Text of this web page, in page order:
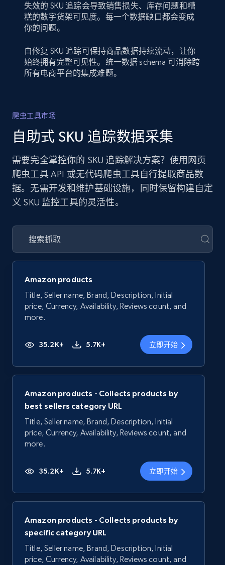
失效的 SKU 追踪会导致销售损失、库存问题和糟
糕的数字货架可见度。每一个数据缺口都会变成
你的问题。
自修复 SKU 追踪可保持商品数据持续流动，让你
始终拥有完整可见性。统一数据 schema 可消除跨
所有电商平台的集成难题。
爬虫工具市场
自助式 SKU 追踪数据采集
需要完全掌控你的 SKU 追踪解决方案？使用网页
爬虫工具 API 或无代码爬虫工具自行提取商品数
据。无需开发和维护基础设施，同时保留构建自定
义 SKU 监控工具的灵活性。
Amazon products
Title, Seller name, Brand, Description, Initial
price, Currency, Availability, Reviews count, and
more.
35.2K+ 5.7K+ 立即开始
Amazon products - Collects products by
best sellers category URL
Title, Seller name, Brand, Description, Initial
price, Currency, Availability, Reviews count, and
more.
35.2K+ 5.7K+ 立即开始
Amazon products - Collects products by
specific category URL
Title, Seller name, Brand, Description, Initial
price, Currency, Availability, Reviews count, and